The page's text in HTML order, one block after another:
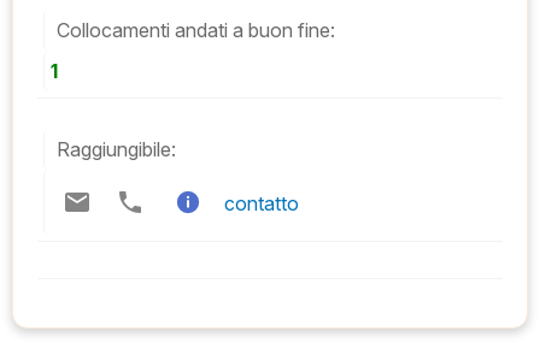
Collocamenti andati a buon fine:
1
Raggiungibile:
contatto